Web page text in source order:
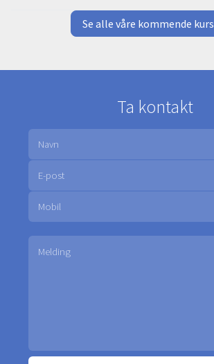
Se alle våre kommende kurs
Ta kontakt